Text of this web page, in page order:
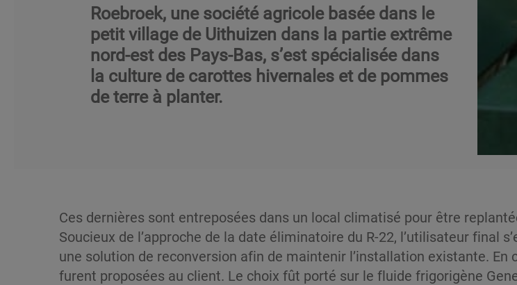
Roebroek, une société agricole basée dans le
petit village de Uithuizen dans la partie extrême
nord-est des Pays-Bas, s’est spécialisée dans
la culture de carottes hivernales et de pommes
de terre à planter.
Ces dernières sont entreposées dans un local climatisé pour être
Soucieux de l’approche de la date éliminatoire du R-22, l’utilisateur final
une solution de reconversion afin de maintenir l’installation existante.
furent proposées au client. Le choix fût porté sur le fluide frigorigène